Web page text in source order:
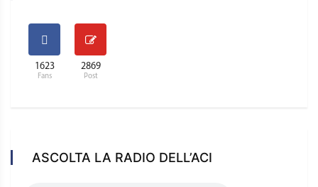
1623
Fans
2869
Post
ASCOLTA LA RADIO DELL’ACI